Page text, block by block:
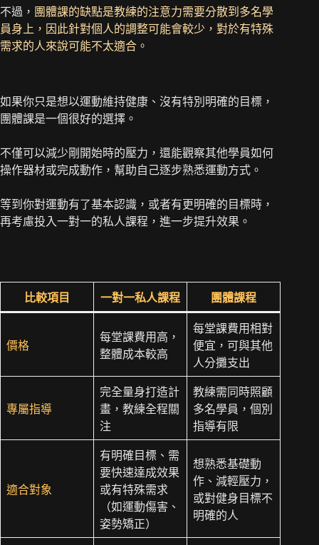
不過， 團體課的缺點是教練的注意力需要分散到多名學
員身上，因此針對個人的調整可能會較少，對於有特殊
需求的人來說可能不太適合。
如果你只是想以運動維持健康、沒有特別明確的目標，
團體課是一個很好的選擇。
不僅可以減少剛開始時的壓力，還能觀察其他學員如何
操作器材或完成動作，幫助自己逐步熟悉運動方式。
等到你對運動有了基本認識，或者有更明確的目標時，
再考慮投入一對一的私人課程，進一步提升效果。
比較項目 一對一私人課程 團體課程
價格
每堂課費用高，
整體成本較高
每堂課費用相對
便宜，可與其他
人分攤支出
專屬指導
完全量身打造計
畫，教練全程關
注
教練需同時照顧
多名學員，個別
指導有限
適合對象
有明確目標、需
要快速達成效果
或有特殊需求
（如運動傷害、
姿勢矯正）
想熟悉基礎動
作、減輕壓力，
或對健身目標不
明確的人